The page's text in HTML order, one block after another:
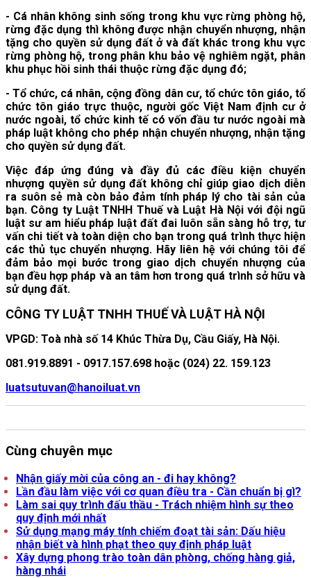
- Cá nhân không sinh sống trong khu vực rừng phòng hộ,
rừng đặc dụng thì không được nhận chuyển nhượng, nhận
tặng cho quyền sử dụng đất ở và đất khác trong khu vực
rừng phòng hộ, trong phân khu bảo vệ nghiêm ngặt, phân
khu phục hồi sinh thái thuộc rừng đặc dụng đó;
- Tổ chức, cá nhân, cộng đồng dân cư, tổ chức tôn giáo, tổ
chức tôn giáo trực thuộc, người gốc Việt Nam định cư ở
nước ngoài, tổ chức kinh tế có vốn đầu tư nước ngoài mà
pháp luật không cho phép nhận chuyển nhượng, nhận tặng
cho quyền sử dụng đất.
Việc đáp ứng đúng và đầy đủ các điều kiện chuyển
nhượng quyền sử dụng đất không chỉ giúp giao dịch diễn
ra suôn sẻ mà còn bảo đảm tính pháp lý cho tài sản của
bạn. Công ty Luật TNHH Thuế và Luật Hà Nội với đội ngũ
luật sư am hiểu pháp luật đất đai luôn sẵn sàng hỗ trợ, tư
vấn chi tiết và toàn diện cho bạn trong quá trình thực hiện
các thủ tục chuyển nhượng. Hãy liên hệ với chúng tôi để
đảm bảo mọi bước trong giao dịch chuyển nhượng của
bạn đều hợp pháp và an tâm hơn trong quá trình sở hữu và
sử dụng đất.
CÔNG TY LUẬT TNHH THUẾ VÀ LUẬT HÀ NỘI
VPGD: Toà nhà số 14 Khúc Thừa Dụ, Cầu Giấy, Hà Nội.
081.919.8891 - 0917.157.698 hoặc (024) 22. 159.123
luatsutuvan@hanoiluat.vn
Cùng chuyên mục
Nhận giấy mời của công an - đi hay không?
Lần đầu làm việc với cơ quan điều tra - Cần chuẩn bị gì?
Làm sai quy trình đấu thầu - Trách nhiệm hình sự theo
quy định mới nhất
Sử dụng mạng máy tính chiếm đoạt tài sản: Dấu hiệu
nhận biết và hình phạt theo quy định pháp luật
Xây dựng phong trào toàn dân phòng, chống hàng giả,
hàng nhái